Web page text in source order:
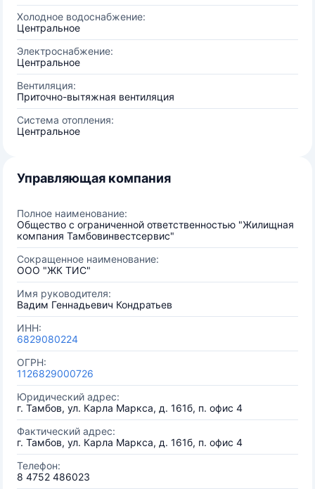
Холодное водоснабжение:
Центральное
Электроснабжение:
Центральное
Вентиляция:
Приточно-вытяжная вентиляция
Система отопления:
Центральное
Управляющая компания
Полное наименование:
Общество с ограниченной ответственностью "Жилищная
компания Тамбовинвестсервис"
Сокращенное наименование:
ООО "ЖК ТИС"
Имя руководителя:
Вадим Геннадьевич Кондратьев
ИНН:
6829080224
ОГРН:
1126829000726
Юридический адрес:
г. Тамбов, ул. Карла Маркса, д. 161б, п. офис 4
Фактический адрес:
г. Тамбов, ул. Карла Маркса, д. 161б, п. офис 4
Телефон:
8 4752 486023